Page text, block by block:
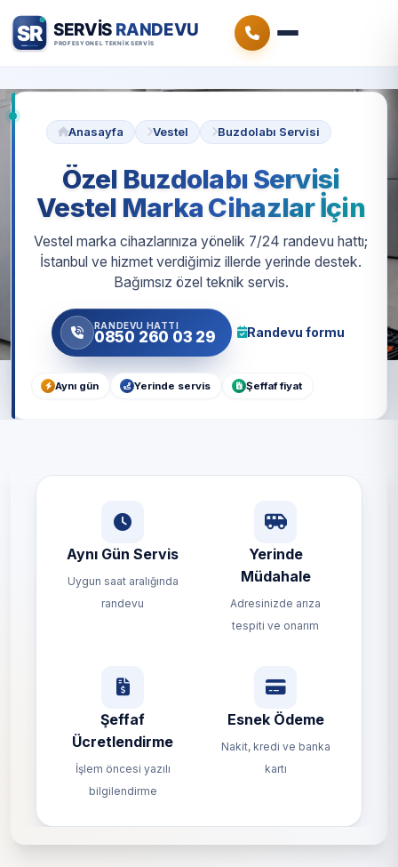
Anasayfa Vestel Buzdolabı Servisi
Özel Buzdolabı Servisi
Vestel Marka Cihazlar İçin
Vestel marka cihazlarınıza yönelik 7/24 randevu hattı;
İstanbul ve hizmet verdiğimiz illerde yerinde destek.
Bağımsız özel teknik servis.
RANDEVU HATTI
0850 260 03 29 Randevu formu
Aynı gün Yerinde servis Şeffaf fiyat
Aynı Gün Servis
Uygun saat aralığında
randevu
Yerinde
Müdahale
Adresinizde arıza
tespiti ve onarım
Şeffaf
Ücretlendirme
İşlem öncesi yazılı
bilgilendirme
Esnek Ödeme
Nakit, kredi ve banka
kartı